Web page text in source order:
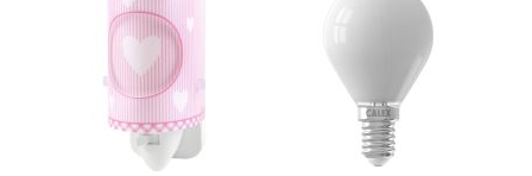
carousel